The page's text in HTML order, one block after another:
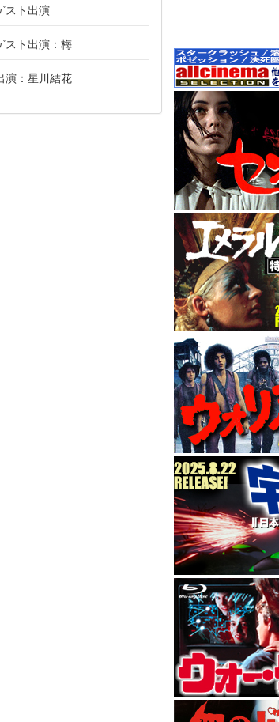
スト出演
スト出演：梅
演：星川結花